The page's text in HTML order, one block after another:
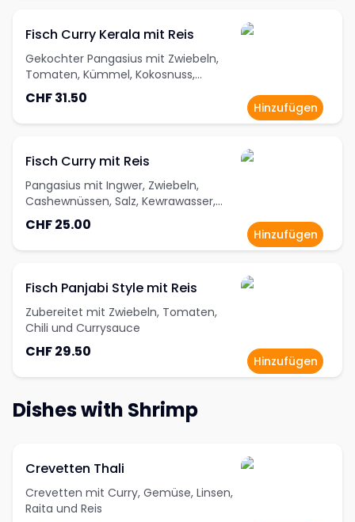
Fisch Curry Kerala mit Reis
Gekochter Pangasius mit Zwiebeln,
Tomaten, Kümmel, Kokosnuss,
Senfkörnern und Currysauce
CHF 31.50
Hinzufügen
Fisch Curry mit Reis
Pangasius mit Ingwer, Zwiebeln,
Cashewnüssen, Salz, Kewrawasser,
Kardamompulver und Knoblauch
CHF 25.00
Hinzufügen
Fisch Panjabi Style mit Reis
Zubereitet mit Zwiebeln, Tomaten,
Chili und Currysauce
CHF 29.50
Hinzufügen
Dishes with Shrimp
Crevetten Thali
Crevetten mit Curry, Gemüse, Linsen,
Raita und Reis